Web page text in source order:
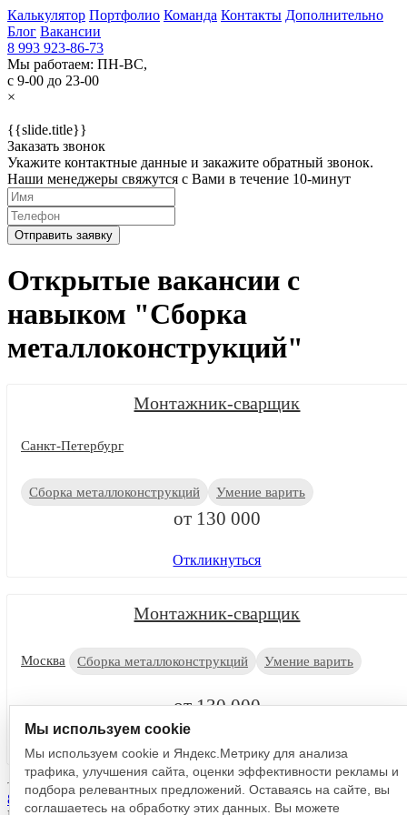
Калькулятор Портфолио Команда Контакты Дополнительно
Блог Вакансии
8 993 923-86-73
Мы работаем: ПН-ВС,
с 9-00 до 23-00
×
{{slide.title}}
Заказать звонок
Укажите контактные данные и закажите обратный звонок.
Наши менеджеры свяжутся с Вами в течение 10-минут
Отправить заявку
Открытые вакансии с
навыком "Сборка
металлоконструкций"
Монтажник-сварщик
Санкт-Петербург
Сборка металлоконструкций Умение варить
от 130 000
Откликнуться
Монтажник-сварщик
Москва Сборка металлоконструкций Умение варить
от 130 000
Откликнуться
8 993 923-86-73
Мы используем cookie
Мы используем cookie и Яндекс.Метрику для анализа
трафика, улучшения сайта, оценки эффективности рекламы и
подбора релевантных предложений. Оставаясь на сайте, вы
соглашаетесь на обработку этих данных. Вы можете